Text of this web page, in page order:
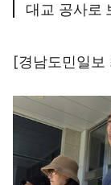
대교 공사로
[경남도민일보